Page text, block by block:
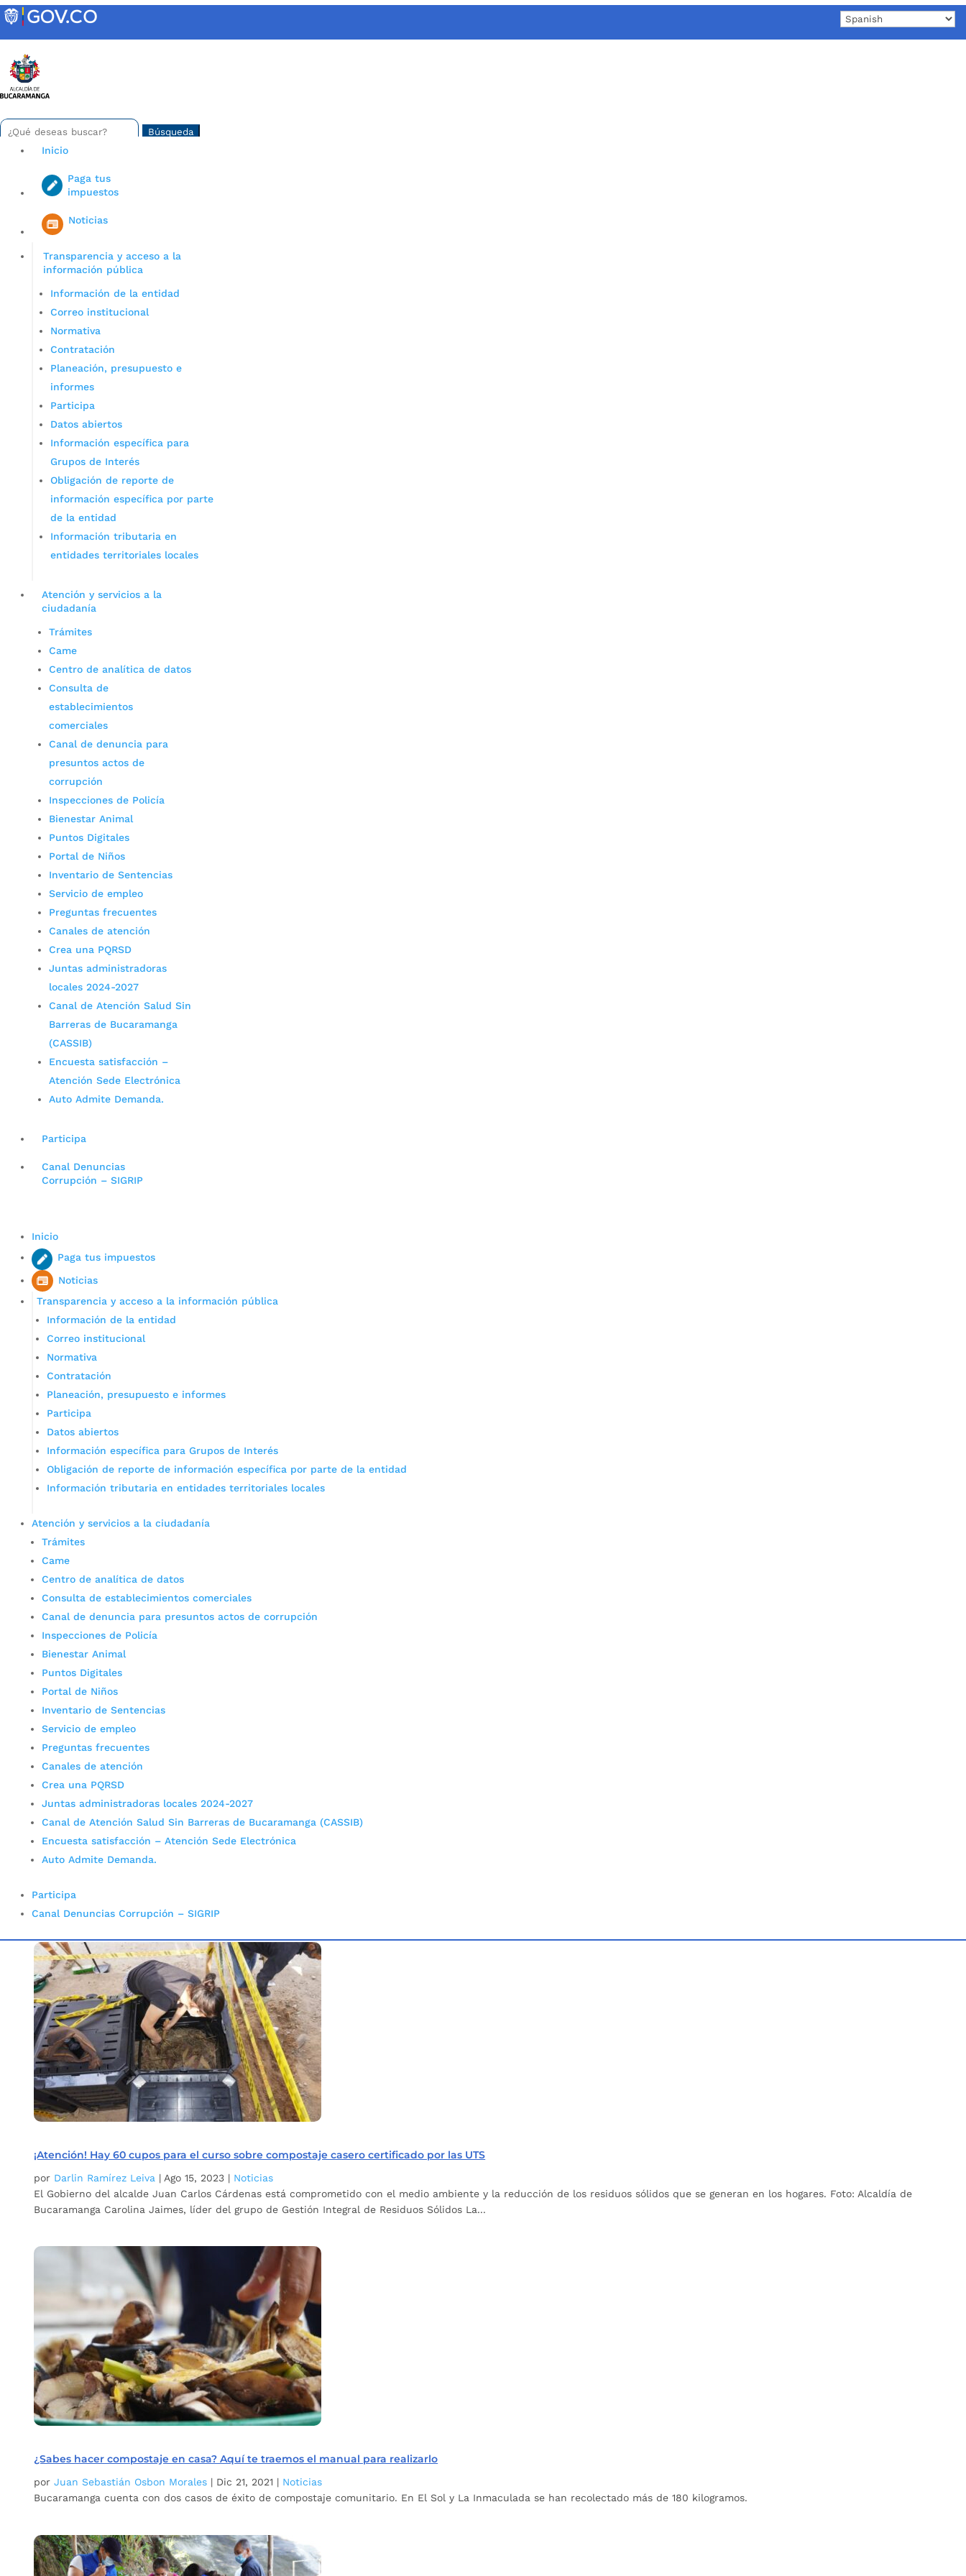
Skip
to
Buscar:
Search
for...
Iniciar sesión en gov co
Inicio
Paga tus
impuestos
Noticias
Transparencia y acceso a la
información pública
Información de la entidad
Correo institucional
Normativa
Contratación
Planeación, presupuesto e
informes
Participa
Datos abiertos
Información específica para
Grupos de Interés
Obligación de reporte de
información específica por parte
de la entidad
Información tributaria en
entidades territoriales locales
Atención y servicios a la
ciudadanía
Trámites
Came
Centro de analítica de datos
Consulta de
establecimientos
comerciales
Canal de denuncia para
presuntos actos de
corrupción
Inspecciones de Policía
Bienestar Animal
Puntos Digitales
Portal de Niños
Inventario de Sentencias
Servicio de empleo
Preguntas frecuentes
Canales de atención
Crea una PQRSD
Juntas administradoras
locales 2024-2027
Canal de Atención Salud Sin
Barreras de Bucaramanga
(CASSIB)
Encuesta satisfacción –
Atención Sede Electrónica
Auto Admite Demanda.
Participa
Canal Denuncias
Corrupción – SIGRIP
Inicio
Paga tus impuestos
Noticias
Transparencia y acceso a la información pública
Información de la entidad
Correo institucional
Normativa
Contratación
Planeación, presupuesto e informes
Participa
Datos abiertos
Información específica para Grupos de Interés
Obligación de reporte de información específica por parte de la entidad
Información tributaria en entidades territoriales locales
Atención y servicios a la ciudadanía
Trámites
Came
Centro de analítica de datos
Consulta de establecimientos comerciales
Canal de denuncia para presuntos actos de corrupción
Inspecciones de Policía
Bienestar Animal
Puntos Digitales
Portal de Niños
Inventario de Sentencias
Servicio de empleo
Preguntas frecuentes
Canales de atención
Crea una PQRSD
Juntas administradoras locales 2024-2027
Canal de Atención Salud Sin Barreras de Bucaramanga (CASSIB)
Encuesta satisfacción – Atención Sede Electrónica
Auto Admite Demanda.
Participa
Canal Denuncias Corrupción – SIGRIP
Inicio Etiqueta: Compostaje
¡Atención! Hay 60 cupos para el curso sobre compostaje casero certificado por las UTS
por Darlin Ramírez Leiva | Ago 15, 2023 | Noticias
El Gobierno del alcalde Juan Carlos Cárdenas está comprometido con el medio ambiente y la reducción de los residuos sólidos que se generan en los hogares. Foto: Alcaldía de
Bucaramanga Carolina Jaimes, líder del grupo de Gestión Integral de Residuos Sólidos La...
¿Sabes hacer compostaje en casa? Aquí te traemos el manual para realizarlo
porJuan Sebastián Osbon Morales | Dic 21, 2021 | Noticias
Bucaramanga cuenta con dos casos de éxito de compostaje comunitario. En El Sol y La Inmaculada se han recolectado más de 180 kilogramos.